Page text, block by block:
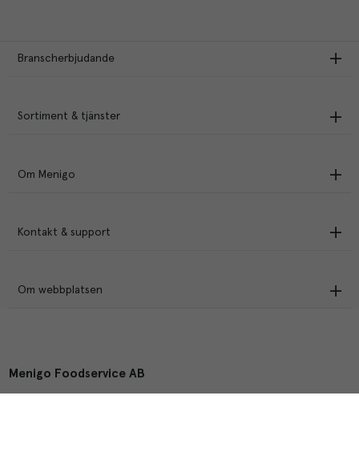
Branscherbjudande
Sortiment & tjänster
Om Menigo
Kontakt & support
Om webbplatsen
Menigo Foodservice AB